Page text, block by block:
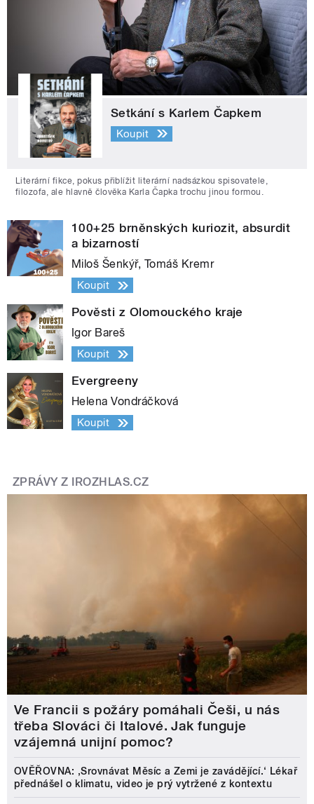
Setkání s Karlem Čapkem
Koupit
Literární fikce, pokus přiblížit literární nadsázkou spisovatele,
filozofa, ale hlavně člověka Karla Čapka trochu jinou formou.
100+25 brněnských kuriozit, absurdit
a bizarností
Miloš Šenkýř, Tomáš Kremr
Koupit
Pověsti z Olomouckého kraje
Igor Bareš
Koupit
Evergreeny
Helena Vondráčková
Koupit
ZPRÁVY Z IROZHLAS.CZ
Ve Francii s požáry pomáhali Češi, u nás
třeba Slováci či Italové. Jak funguje
vzájemná unijní pomoc?
OVĚŘOVNA: ‚Srovnávat Měsíc a Zemi je zavádějící.‘ Lékař
přednášel o klimatu, video je prý vytržené z kontextu